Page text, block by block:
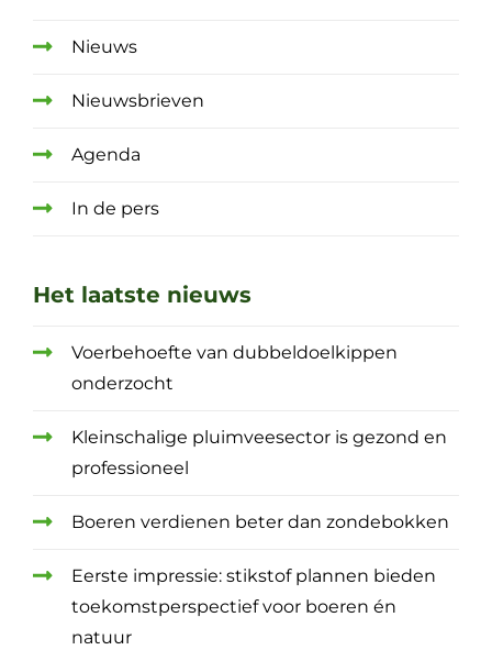
Nieuws
Nieuwsbrieven
Agenda
In de pers
Het laatste nieuws
Voerbehoefte van dubbeldoelkippen
onderzocht
Kleinschalige pluimveesector is gezond en
professioneel
Boeren verdienen beter dan zondebokken
Eerste impressie: stikstof plannen bieden
toekomstperspectief voor boeren én
natuur